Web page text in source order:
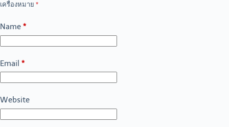
เครื่องหมาย *
Name *
Email *
Website